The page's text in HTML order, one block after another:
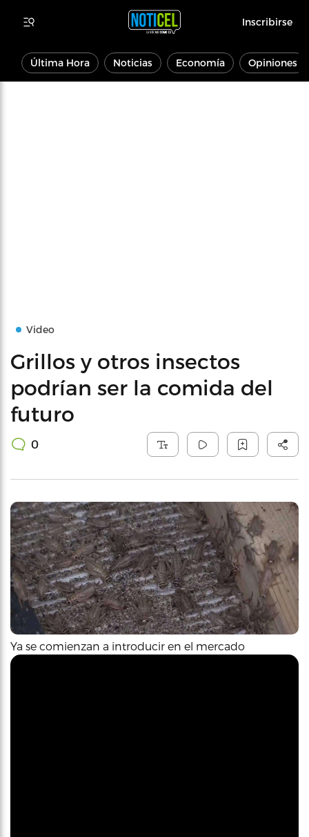
Inscribirse
Última Hora Noticias Economía Opiniones
Video
Grillos y otros insectos
podrían ser la comida del
futuro
0
Ya se comienzan a introducir en el mercado